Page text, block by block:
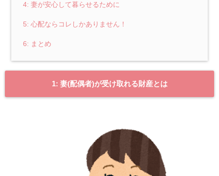
4: 妻が安心して暮らせるために
5: 心配ならコレしかありません！
6: まとめ
1: 妻(配偶者)が受け取れる財産とは